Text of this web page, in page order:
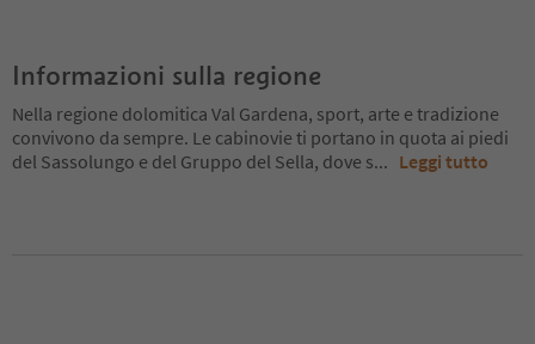
Informazioni sulla regione
Nella regione dolomitica Val Gardena, sport, arte e tradizione
convivono da sempre. Le cabinovie ti portano in quota ai piedi
del Sassolungo e del Gruppo del Sella, dove s... Leggi tutto